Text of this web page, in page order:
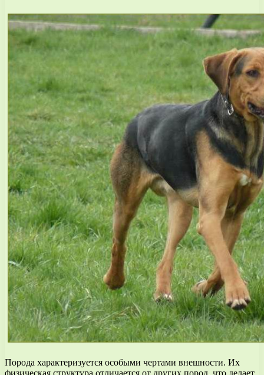
Порода характеризуется особыми чертами внешности. Их